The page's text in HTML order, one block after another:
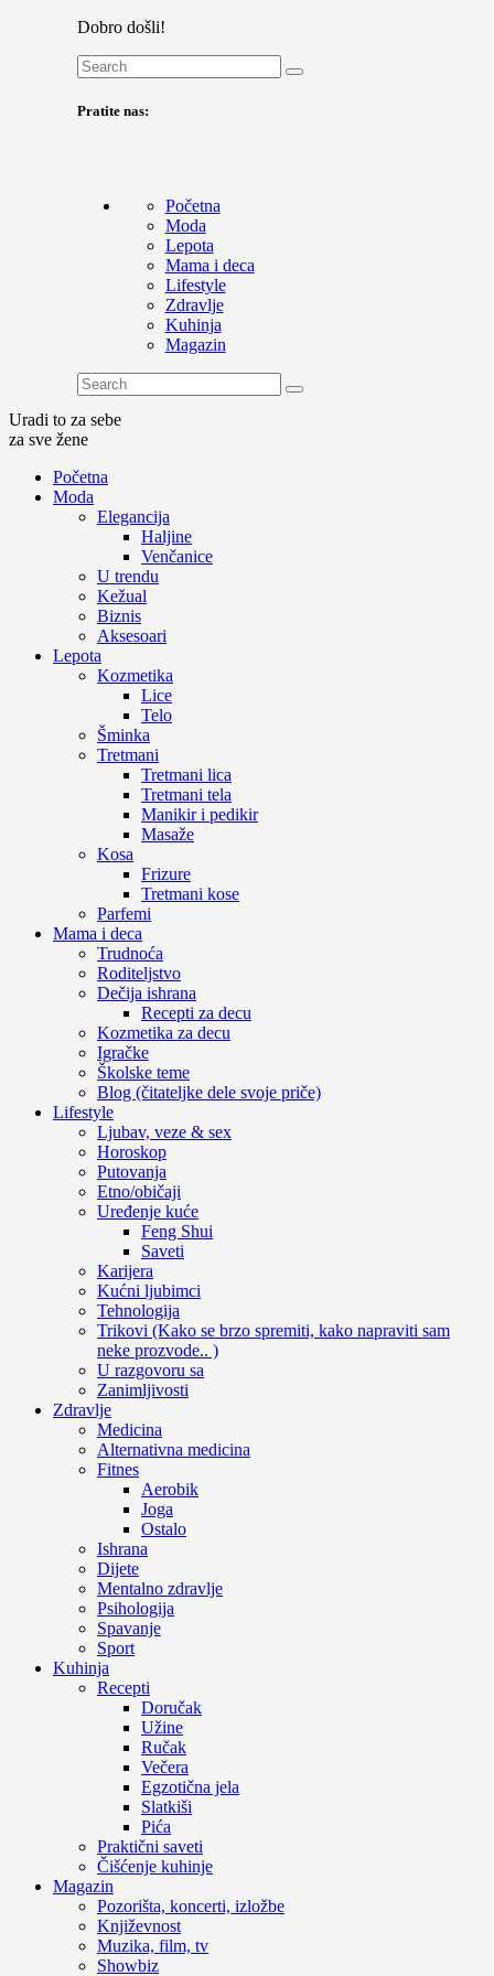
Dobro došli!
Pratite nas:
Početna
Moda
Lepota
Mama i deca
Lifestyle
Zdravlje
Kuhinja
Magazin
Uradi to za sebe
za sve žene
Početna
Moda
Elegancija
Haljine
Venčanice
U trendu
Kežual
Biznis
Aksesoari
Lepota
Kozmetika
Lice
Telo
Šminka
Tretmani
Tretmani lica
Tretmani tela
Manikir i pedikir
Masaže
Kosa
Frizure
Tretmani kose
Parfemi
Mama i deca
Trudnoća
Roditeljstvo
Dečija ishrana
Recepti za decu
Kozmetika za decu
Igračke
Školske teme
Blog (čitateljke dele svoje priče)
Lifestyle
Ljubav, veze & sex
Horoskop
Putovanja
Etno/običaji
Uređenje kuće
Feng Shui
Saveti
Karijera
Kućni ljubimci
Tehnologija
Trikovi (Kako se brzo spremiti, kako napraviti sam
neke prozvode.. )
U razgovoru sa
Zanimljivosti
Zdravlje
Medicina
Alternativna medicina
Fitnes
Aerobik
Joga
Ostalo
Ishrana
Dijete
Mentalno zdravlje
Psihologija
Spavanje
Sport
Kuhinja
Recepti
Doručak
Užine
Ručak
Večera
Egzotična jela
Slatkiši
Pića
Praktični saveti
Čišćenje kuhinje
Magazin
Pozorišta, koncerti, izložbe
Književnost
Muzika, film, tv
Showbiz